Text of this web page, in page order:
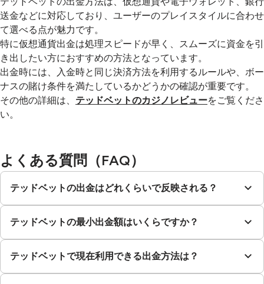
送金などに対応しており、ユーザーのプレイスタイルに合わせ
て選べる点が魅力です。
特に仮想通貨出金は処理スピードが早く、スムーズに資金を引
き出したい方におすすめの方法となっています。
出金時には、入金時と同じ決済方法を利用するルールや、ボー
ナスの賭け条件を満たしているかどうかの確認が重要です。
その他の詳細は、 テッドベットのカジノレビューをご覧くださ
い。
よくある質問（FAQ）
テッドベットの出金はどれくらいで反映される？
テッドベットの最小出金額はいくらですか？
テッドベットで現在利用できる出金方法は？